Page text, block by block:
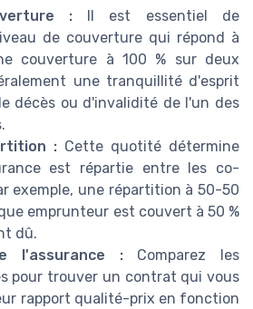
: Il est essentiel de
de couverture qui répond à
couverture à 100 % sur deux
une tranquillité d'esprit
décès ou d'invalidité de l'un des
: Cette quotité détermine
est répartie entre les co-
exemple, une répartition à 50-50
emprunteur est couvert à 50 %
dû.
l'assurance : Comparez les
pour trouver un contrat qui vous
rapport qualité-prix en fonction